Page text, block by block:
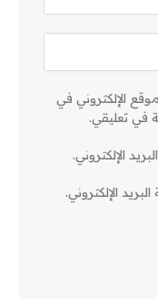
الإلكتروني في
في تعليقي.
الإلكتروني.
الإلكتروني.